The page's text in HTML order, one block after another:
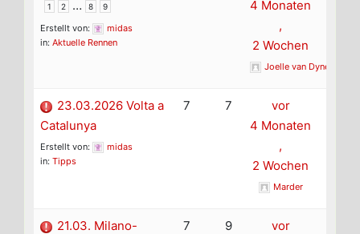
1 2 … 8 9
Erstellt von:
midas
in: Aktuelle Rennen
4 Monaten
,
2 Wochen
Joelle van Dyne
23.03.2026 Volta a
Catalunya
Erstellt von:
midas
in: Tipps
7 7
vor
4 Monaten
,
2 Wochen
Marder
21.03. Milano-
7 9
vor